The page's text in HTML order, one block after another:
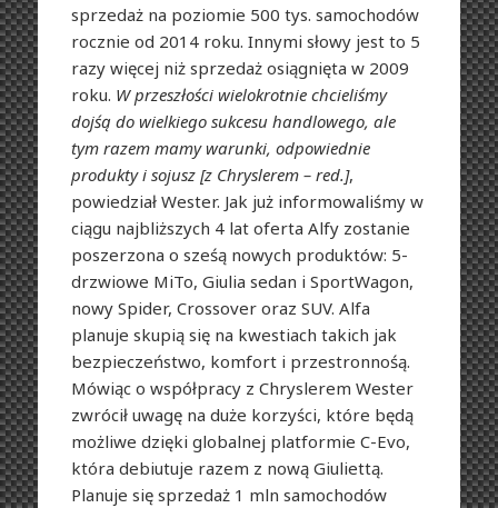
sprzedaż na poziomie 500 tys. samochodów
rocznie od 2014 roku. Innymi słowy jest to 5
razy więcej niż sprzedaż osiągnięta w 2009
roku. W przeszłości wielokrotnie chcieliśmy
dojśą do wielkiego sukcesu handlowego, ale
tym razem mamy warunki, odpowiednie
produkty i sojusz [z Chryslerem – red.],
powiedział Wester. Jak już informowaliśmy w
ciągu najbliższych 4 lat oferta Alfy zostanie
poszerzona o sześą nowych produktów: 5-
drzwiowe MiTo, Giulia sedan i SportWagon,
nowy Spider, Crossover oraz SUV. Alfa
planuje skupią się na kwestiach takich jak
bezpieczeństwo, komfort i przestronnośą.
Mówiąc o współpracy z Chryslerem Wester
zwrócił uwagę na duże korzyści, które będą
możliwe dzięki globalnej platformie C-Evo,
która debiutuje razem z nową Giuliettą.
Planuje się sprzedaż 1 mln samochodów